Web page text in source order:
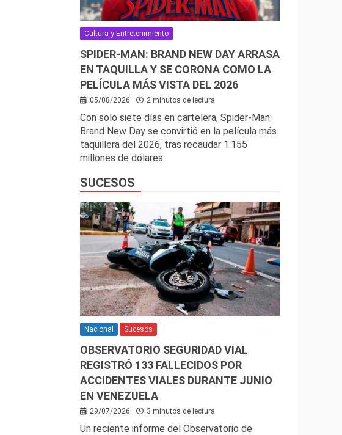
Cultura y Entretenimiento
SPIDER-MAN: BRAND NEW DAY ARRASA
EN TAQUILLA Y SE CORONA COMO LA
PELÍCULA MÁS VISTA DEL 2026
05/08/2026 2 minutos de lectura
Con solo siete días en cartelera, Spider-Man:
Brand New Day se convirtió en la película más
taquillera del 2026, tras recaudar 1.155
millones de dólares
SUCESOS
Nacional Sucesos
OBSERVATORIO SEGURIDAD VIAL
REGISTRÓ 133 FALLECIDOS POR
ACCIDENTES VIALES DURANTE JUNIO
EN VENEZUELA
29/07/2026 3 minutos de lectura
Un reciente informe del Observatorio de